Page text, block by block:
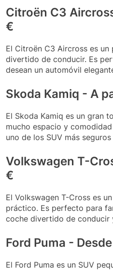
Citroën C3
€
El Citroën C3 Aircross es un
divertido de conducir. Es
desean un automóvil
Skoda Kamiq - A
El Skoda Kamiq es un gran
mucho espacio y
uno de los SUV más
Volkswagen T-
€
El Volkswagen T-Cross es
práctico. Es perfecto para
coche divertido de conducir
Ford Puma -
El Ford Puma es un SUV